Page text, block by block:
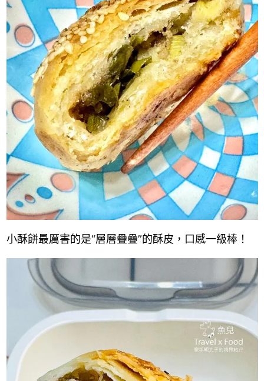
小酥餅最厲害的是“層層疊疊”的酥皮，口感一級棒！